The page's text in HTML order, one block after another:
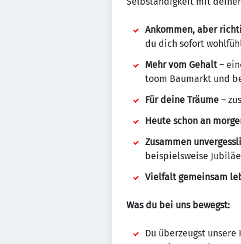
Ankommen, aber
du dich sofort
Mehr vom Gehalt–
toom Baumarkt und
Für deine Träume –
Heute schon an
Zusammen
beispielsweise
Vielfalt gemeinsam
Was du bei uns bewegst:
Du überzeugst